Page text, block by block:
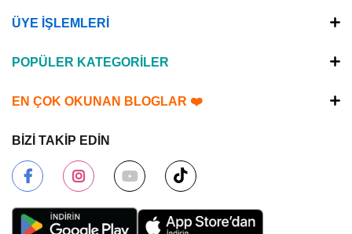
ÜYE İŞLEMLERİ
POPÜLER KATEGORİLER
EN ÇOK OKUNAN BLOGLAR ❤️
BİZİ TAKİP EDİN